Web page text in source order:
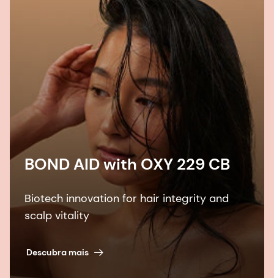
BOND AID with OXY 229 CB
Biotech innovation for hair integrity and
scalp vitality
Descubra mais